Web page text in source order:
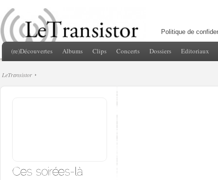
Politique de
(re)Découvertes Albums Clips Concerts Dossiers Editoriaux
LeTransistor